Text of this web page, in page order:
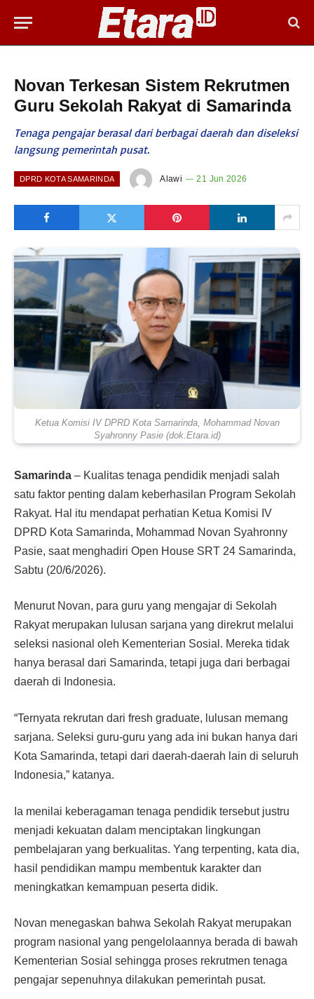
Novan Terkesan Sistem Rekrutmen
Guru Sekolah Rakyat di Samarinda
Tenaga pengajar berasal dari berbagai daerah dan diseleksi
langsung pemerintah pusat.
DPRD KOTA SAMARINDA Alawi 21 Jun 2026
Ketua Komisi IV DPRD Kota Samarinda, Mohammad Novan
Syahronny Pasie (dok.Etara.id)
Samarinda – Kualitas tenaga pendidik menjadi salah
satu faktor penting dalam keberhasilan Program Sekolah
Rakyat. Hal itu mendapat perhatian Ketua Komisi IV
DPRD Kota Samarinda, Mohammad Novan Syahronny
Pasie, saat menghadiri Open House SRT 24 Samarinda,
Sabtu (20/6/2026).
Menurut Novan, para guru yang mengajar di Sekolah
Rakyat merupakan lulusan sarjana yang direkrut melalui
seleksi nasional oleh Kementerian Sosial. Mereka tidak
hanya berasal dari Samarinda, tetapi juga dari berbagai
daerah di Indonesia.
“Ternyata rekrutan dari fresh graduate, lulusan memang
sarjana. Seleksi guru-guru yang ada ini bukan hanya dari
Kota Samarinda, tetapi dari daerah-daerah lain di seluruh
Indonesia,” katanya.
Ia menilai keberagaman tenaga pendidik tersebut justru
menjadi kekuatan dalam menciptakan lingkungan
pembelajaran yang berkualitas. Yang terpenting, kata dia,
hasil pendidikan mampu membentuk karakter dan
meningkatkan kemampuan peserta didik.
Novan menegaskan bahwa Sekolah Rakyat merupakan
program nasional yang pengelolaannya berada di bawah
Kementerian Sosial sehingga proses rekrutmen tenaga
pengajar sepenuhnya dilakukan pemerintah pusat.